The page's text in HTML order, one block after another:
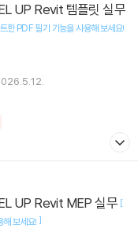
한 PDF 필기 기능을 사용해 보세요!
UP Revit MEP 실무 [
해 보세요!]